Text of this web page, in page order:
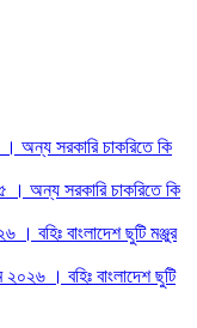
অন্য সরকারি চাকরিতে কি
। অন্য সরকারি চাকরিতে কি
। বহিঃ বাংলাদেশ ছুটি মঞ্জুর
২০২৬ । বহিঃ বাংলাদেশ ছুটি